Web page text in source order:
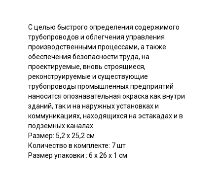
С целью быстрого определения содержимого
трубопроводов и облегчения управления
производственными процессами, а также
обеспечения безопасности труда, на
проектируемые, вновь строящиеся,
реконструируемые и существующие
трубопроводы промышленных предприятий
наносится опознавательная окраска как внутри
зданий, так и на наружных установках и
коммуникациях, находящихся на эстакадах и в
подземных каналах.
Размер: 5,2 х 25,2 см
Количество в комплекте: 7 шт
Размер упаковки : 6 х 26 х 1 см